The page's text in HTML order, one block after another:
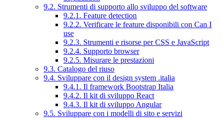
9.2. Strumenti di supporto allo sviluppo del software
9.2.1. Feature detection
9.2.2. Verificare le feature disponibili con Can I
use
9.2.3. Strumenti e risorse per CSS e JavaScript
9.2.4. Supporto browser
9.2.5. Misurare le prestazioni
9.3. Catalogo del riuso
9.4. Sviluppare con il design system .italia
9.4.1. Il framework Bootstrap Italia
9.4.2. Il kit di sviluppo React
9.4.3. Il kit di sviluppo Angular
9.5. Sviluppare con i modelli di sito e servizi